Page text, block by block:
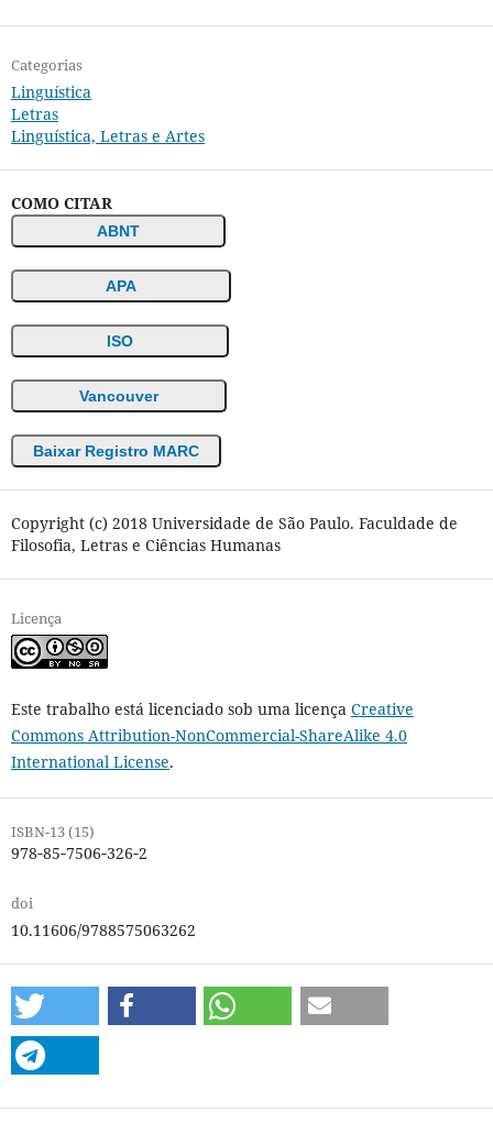
Categorias
Linguística
Letras
Linguística, Letras e Artes
COMO CITAR
ABNT
APA
ISO
Vancouver
Baixar Registro MARC
Copyright (c) 2018 Universidade de São Paulo. Faculdade de
Filosofia, Letras e Ciências Humanas
Licença
Este trabalho está licenciado sob uma licença Creative
Commons Attribution-NonCommercial-ShareAlike 4.0
International License.
ISBN-13 (15)
978‐85‐7506‐326‐2
doi
10.11606/9788575063262